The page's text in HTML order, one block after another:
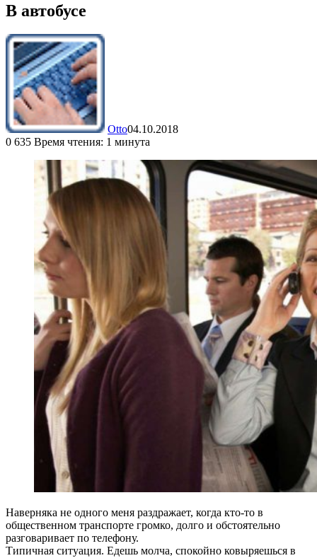
В автобусе
Otto04.10.2018
0 635 Время чтения: 1 минута
Наверняка не одного меня раздражает, когда кто-то в
общественном транспорте громко, долго и обстоятельно
разговаривает по телефону.
Типичная ситуация. Едешь молча, спокойно ковыряешься в